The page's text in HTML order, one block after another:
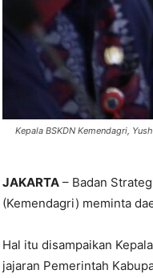
Kepala BSKDN Kemendagri,
JAKARTA – Badan
(Kemendagri) meminta
Hal itu disampaikan
jajaran Pemerintah